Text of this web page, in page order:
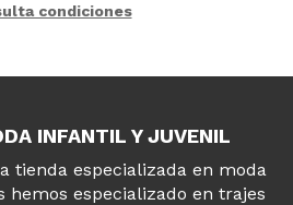
condiciones
INFANTIL Y JUVENIL
tienda especializada en moda
hemos especializado en trajes